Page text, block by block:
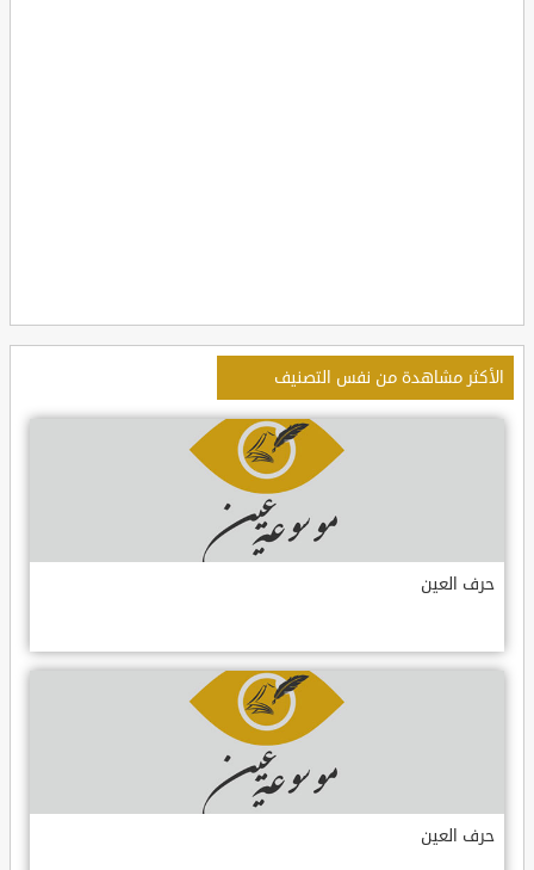
الأكثر مشاهدة من نفس التصنيف
حرف العين
حرف العين